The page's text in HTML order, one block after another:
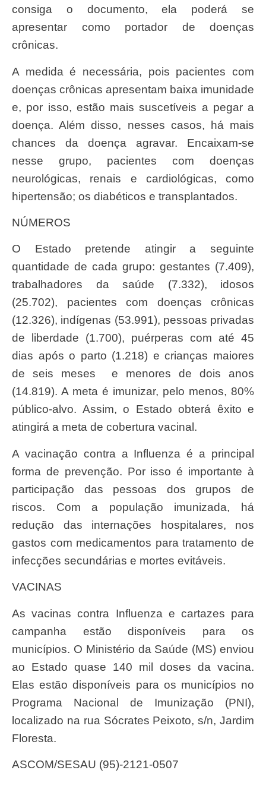
consiga o documento, ela poderá se
apresentar como portador de doenças
crônicas.
A medida é necessária, pois pacientes com
doenças crônicas apresentam baixa imunidade
e, por isso, estão mais suscetíveis a pegar a
doença. Além disso, nesses casos, há mais
chances da doença agravar. Encaixam-se
nesse grupo, pacientes com doenças
neurológicas, renais e cardiológicas, como
hipertensão; os diabéticos e transplantados.
NÚMEROS
O Estado pretende atingir a seguinte
quantidade de cada grupo: gestantes (7.409),
trabalhadores da saúde (7.332), idosos
(25.702), pacientes com doenças crônicas
(12.326), indígenas (53.991), pessoas privadas
de liberdade (1.700), puérperas com até 45
dias após o parto (1.218) e crianças maiores
de seis meses e menores de dois anos
(14.819). A meta é imunizar, pelo menos, 80%
público-alvo. Assim, o Estado obterá êxito e
atingirá a meta de cobertura vacinal.
A vacinação contra a Influenza é a principal
forma de prevenção. Por isso é importante à
participação das pessoas dos grupos de
riscos. Com a população imunizada, há
redução das internações hospitalares, nos
gastos com medicamentos para tratamento de
infecções secundárias e mortes evitáveis.
VACINAS
As vacinas contra Influenza e cartazes para
campanha estão disponíveis para os
municípios. O Ministério da Saúde (MS) enviou
ao Estado quase 140 mil doses da vacina.
Elas estão disponíveis para os municípios no
Programa Nacional de Imunização (PNI),
localizado na rua Sócrates Peixoto, s/n, Jardim
Floresta.
ASCOM/SESAU (95)-2121-0507